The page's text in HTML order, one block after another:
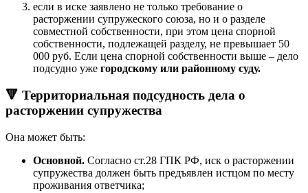
если в иске заявлено не только требование о
расторжении супружеского союза, но и о разделе
совместной собственности, при этом цена спорной
собственности, подлежащей разделу, не превышает 50
000 руб. Если цена спорной собственности выше – дело
подсудно уже городскому или районному суду.
🔻 Территориальная подсудность дела о
расторжении супружества
Она может быть:
Основной. Согласно ст.28 ГПК РФ, иск о расторжении
супружества должен быть предъявлен истцом по месту
проживания ответчика;